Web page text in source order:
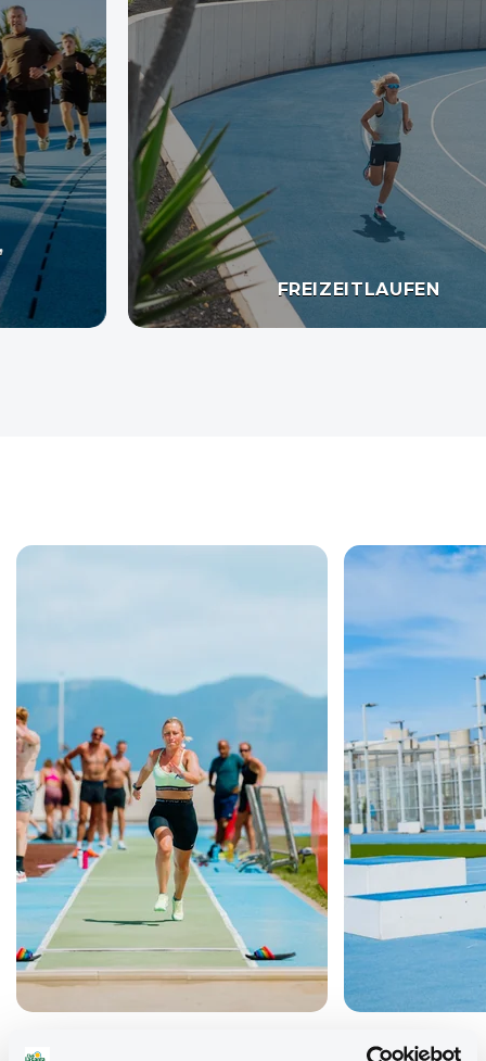
FREIZEITLAUFEN